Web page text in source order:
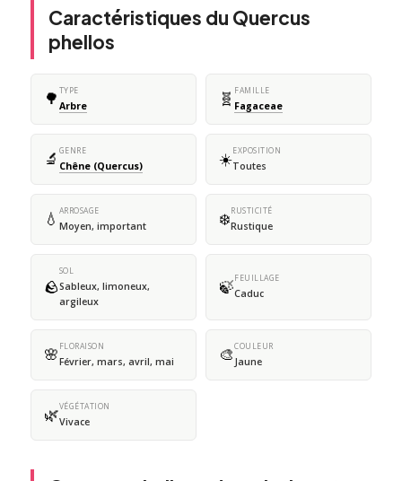
Caractéristiques du Quercus
phellos
🌳 TYPE
Arbre 🧬 FAMILLE
Fagaceae
🔬 GENRE
Chêne (Quercus) ☀️EXPOSITION
Toutes
💧 ARROSAGE
Moyen, important ❄️RUSTICITÉ
Rustique
🪨
SOL
Sableux, limoneux,
argileux
🍃FEUILLAGE
Caduc
🌸 FLORAISON
Février, mars, avril, mai 🎨COULEUR
Jaune
🌿VÉGÉTATION
Vivace